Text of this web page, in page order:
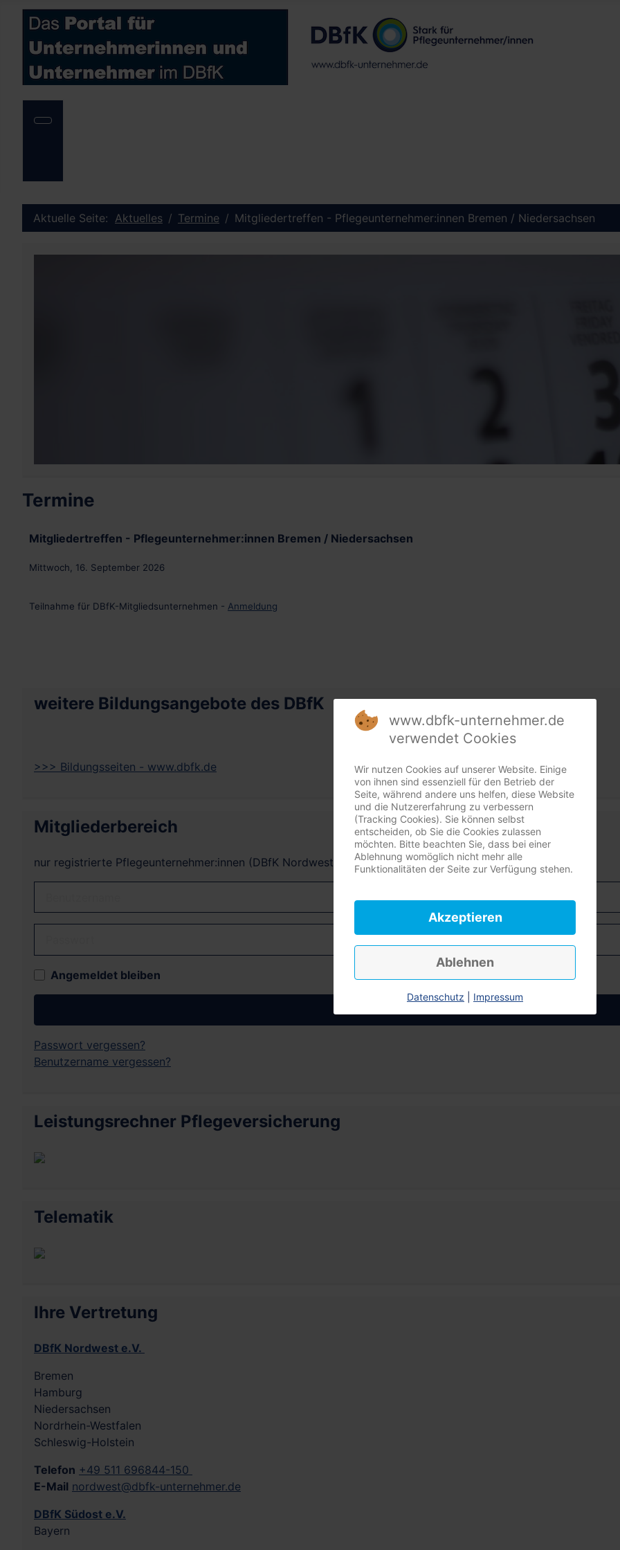
Aktuelle Seite: Aktuelles Termine Mitgliedertreffen - Pflegeunternehmer:innen Bremen / Niedersachsen
Termine
Mitgliedertreffen - Pflegeunternehmer:innen Bremen / Niedersachsen
Mittwoch, 16. September 2026
Teilnahme für DBfK-Mitgliedsunternehmen - Anmeldung
weitere Bildungsangebote des DBfK
>>> Bildungsseiten - www.dbfk.de
Mitgliederbereich
nur registrierte Pflegeunternehmer:innen (DBfK Nordwest + Südost)
Angemeldet bleiben
Passwort vergessen?
Benutzername vergessen?
Leistungsrechner Pflegeversicherung
Telematik
Ihre Vertretung
DBfK Nordwest e.V.
Bremen
Hamburg
Niedersachsen
Nordrhein-Westfalen
Schleswig-Holstein
Telefon +49 511 696844-150
E-Mail nordwest@dbfk-unternehmer.de
DBfK Südost e.V.
Bayern
www.dbfk-unternehmer.de
verwendet Cookies
Wir nutzen Cookies auf unserer Website. Einige
von ihnen sind essenziell für den Betrieb der
Seite, während andere uns helfen, diese Website
und die Nutzererfahrung zu verbessern
(Tracking Cookies). Sie können selbst
entscheiden, ob Sie die Cookies zulassen
möchten. Bitte beachten Sie, dass bei einer
Ablehnung womöglich nicht mehr alle
Funktionalitäten der Seite zur Verfügung stehen.
Akzeptieren
Ablehnen
Datenschutz Impressum